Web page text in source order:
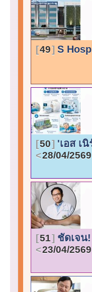
49 S
50 'เอส เ
28/04/2569
51 ชัดเจน
23/04/2569